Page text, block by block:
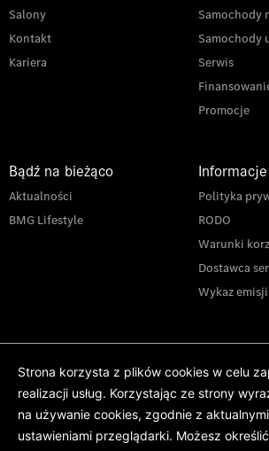
Salony
Kontakt
Kariera
Samochody
Samochody
Serwis
Promocje
Bądź na bieżąco
Aktualności
BMG Lifestyle
Informacje
Polityka
RODO
Warunki
Dostawca
Wykaz emisji
Strona korzysta z plików cookies w celu
realizacji usług. Korzystając ze strony
na używanie cookies, zgodnie z aktualnymi
ustawieniami przeglądarki. Możesz